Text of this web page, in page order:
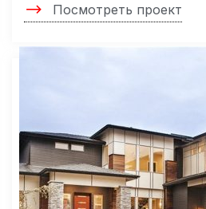
Посмотреть проект